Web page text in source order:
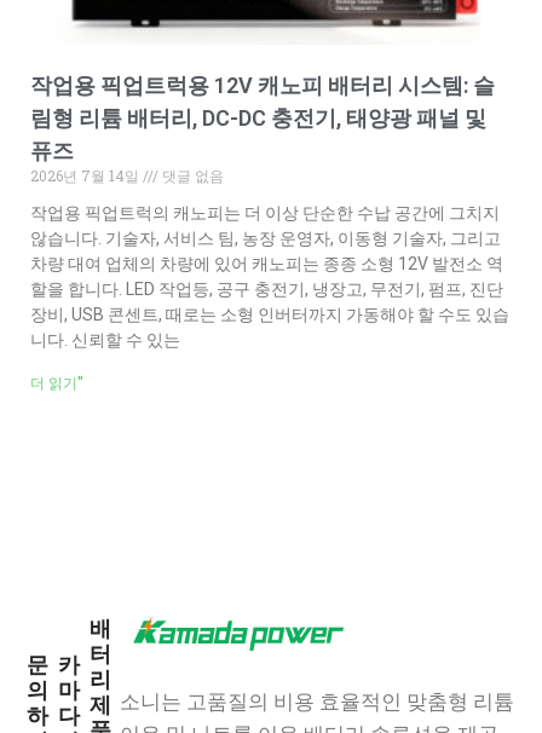
작업용 픽업트럭용 12V 캐노피 배터리 시스템: 슬
림형 리튬 배터리, DC-DC 충전기, 태양광 패널 및
퓨즈
2026년 7월 14일
댓글 없음
작업용 픽업트럭의 캐노피는 더 이상 단순한 수납 공간에 그치지
않습니다. 기술자, 서비스 팀, 농장 운영자, 이동형 기술자, 그리고
차량 대여 업체의 차량에 있어 캐노피는 종종 소형 12V 발전소 역
할을 합니다. LED 작업등, 공구 충전기, 냉장고, 무전기, 펌프, 진단
장비, USB 콘센트, 때로는 소형 인버터까지 가동해야 할 수도 있습
니다. 신뢰할 수 있는
더 읽기"
소니는 고품질의 비용 효율적인 맞춤형 리튬
배
터
리
제
카
마
다
문
의
하